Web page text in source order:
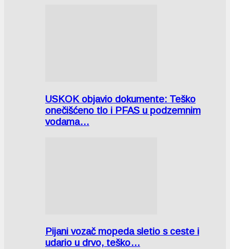
USKOK objavio dokumente: Teško
onečišćeno tlo i PFAS u podzemnim
vodama…
Pijani vozač mopeda sletio s ceste i
udario u drvo, teško…